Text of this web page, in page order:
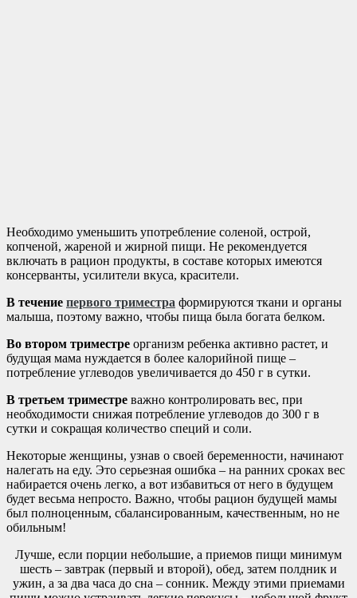
Необходимо уменьшить употребление соленой, острой,
копченой, жареной и жирной пищи. Не рекомендуется
включать в рацион продукты, в составе которых имеются
консерванты, усилители вкуса, красители.
В течение первого триместра формируются ткани и органы
малыша, поэтому важно, чтобы пища была богата белком.
Во втором триместре организм ребенка активно растет, и
будущая мама нуждается в более калорийной пище –
потребление углеводов увеличивается до 450 г в сутки.
В третьем триместре важно контролировать вес, при
необходимости снижая потребление углеводов до 300 г в
сутки и сокращая количество специй и соли.
Некоторые женщины, узнав о своей беременности, начинают
налегать на еду. Это серьезная ошибка – на ранних сроках вес
набирается очень легко, а вот избавиться от него в будущем
будет весьма непросто. Важно, чтобы рацион будущей мамы
был полноценным, сбалансированным, качественным, но не
обильным!
Лучше, если порции небольшие, а приемов пищи минимум
шесть – завтрак (первый и второй), обед, затем полдник и
ужин, а за два часа до сна – сонник. Между этими приемами